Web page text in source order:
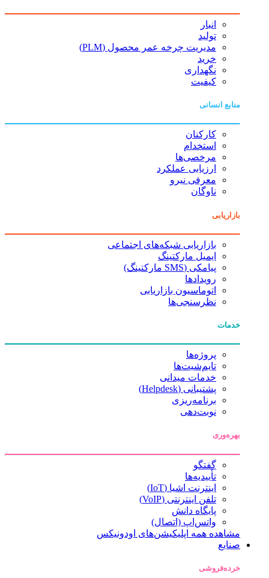
انبار
تولید
مدیریت چرخه عمر محصول (PLM)
خرید
نگهداری
کیفیت
منابع انسانی
کارکنان
استخدام
مرخصی‌ها
ارزیابی عملکرد
معرفی نیرو
ناوگان
بازاریابی
بازاریابی شبکه‌های اجتماعی
ایمیل مارکتینگ
پیامکی (SMS مارکتینگ)
رویدادها
اتوماسیون بازاریابی
نظرسنجی‌ها
خدمات
پروژه‌ها
تایم‌شیت‌ها
خدمات میدانی
پشتیبانی (Helpdesk)
برنامه‌ریزی
نوبت‌دهی
بهره‌وری
گفتگو
تأییدیه‌ها
اینترنت اشیا (IoT)
تلفن اینترنتی (VoIP)
پایگاه دانش
واتس‌اپ (اتصال)
مشاهده همه اپلیکیشن‌های اودونیکس
صنایع
خرده‌فروشی